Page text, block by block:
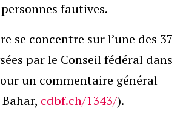
fautives.
se concentre sur l’une des 37
par le Conseil fédéral dans
un commentaire général
cdbf.ch/1343/).